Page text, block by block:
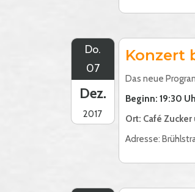
Do.
07
Dez.
2017
Konzert
Das neue
Beginn: 19:30
Ort: Café
Adresse: